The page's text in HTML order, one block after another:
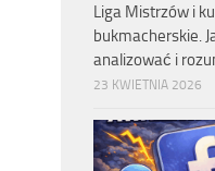
Liga Mistrzów i
bukmacherskie.
analizować i
23 KWIETNIA 2026